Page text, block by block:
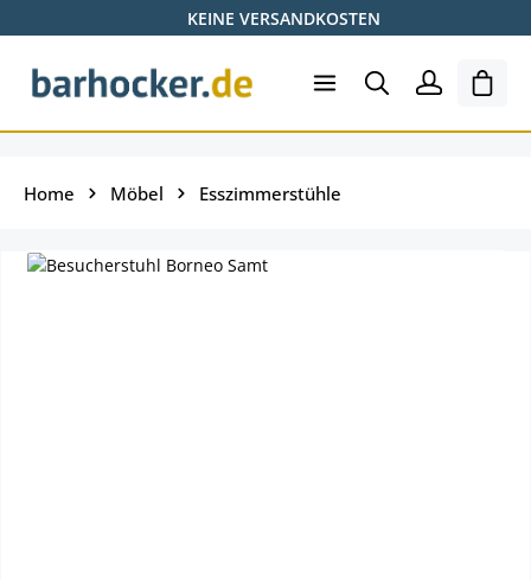
Zum Hauptinhalt springenKEINE VERSANDKOSTEN
Home Möbel Esszimmerstühle